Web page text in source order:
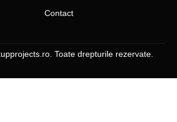
Contact
Toate drepturile rezervate.